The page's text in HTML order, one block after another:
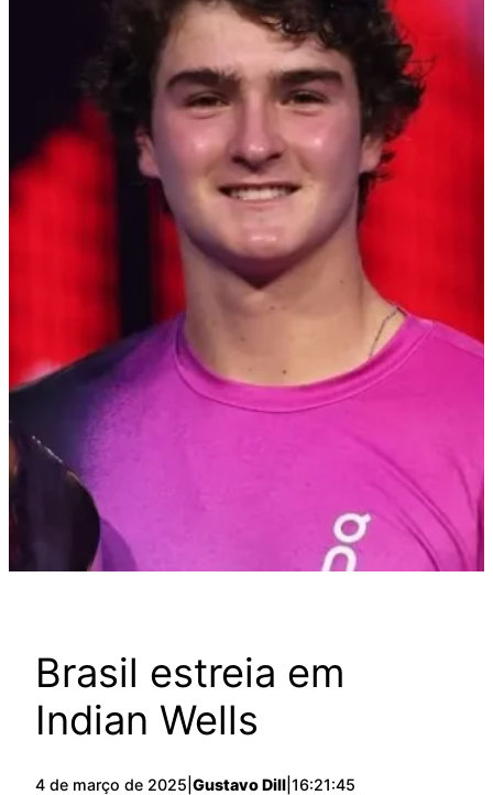
Brasil estreia em
Indian Wells
4 de março de 2025 Gustavo Dill 16:21:45